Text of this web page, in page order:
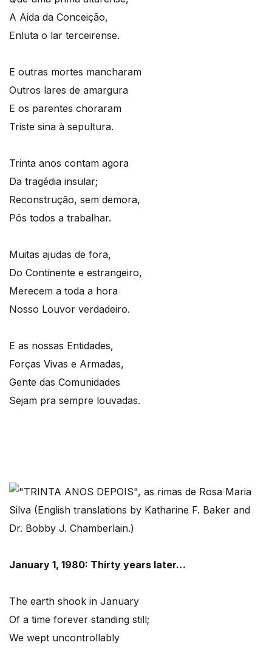
A Aida da Conceição,
Enluta o lar terceirense.
E outras mortes mancharam
Outros lares de amargura
E os parentes choraram
Triste sina à sepultura.
Trinta anos contam agora
Da tragédia insular;
Reconstrução, sem demora,
Pôs todos a trabalhar.
Muitas ajudas de fora,
Do Continente e estrangeiro,
Merecem a toda a hora
Nosso Louvor verdadeiro.
E as nossas Entidades,
Forças Vivas e Armadas,
Gente das Comunidades
Sejam pra sempre louvadas.
January 1, 1980: Thirty years later…
The earth shook in January
Of a time forever standing still;
We wept uncontrollably